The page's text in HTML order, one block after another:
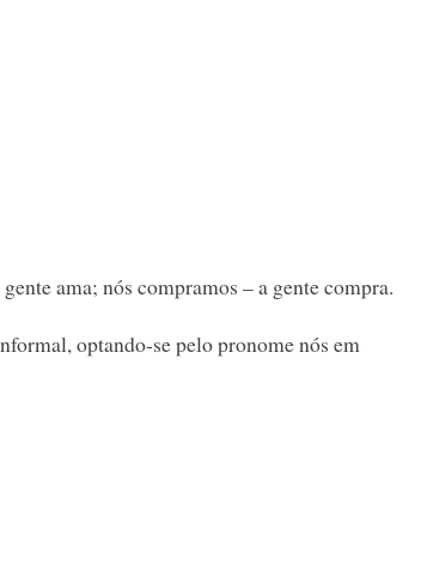
ama; nós compramos – a gente compra.
optando-se pelo pronome nós em